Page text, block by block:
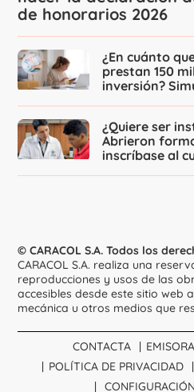
de honorarios 2026
¿En cuánto
prestan 150
inversión?
¿Quiere ser
Abrieron
inscríbase al
© CARACOL S.A. Todos los
CARACOL S.A. realiza una
reproducciones y usos de las
accesibles desde este sitio web
mecánica u otros medios que
CONTACTA
POLÍTICA DE PRIVACIDAD